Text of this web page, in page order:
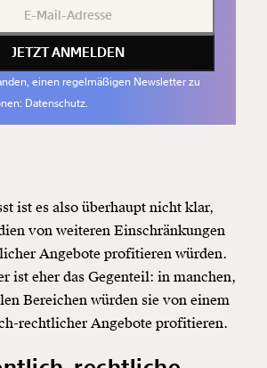
JETZT ANMELDEN
einen regelmäßigen Newsletter zu
Datenschutz.
ist es also überhaupt nicht klar,
von weiteren Einschränkungen
Angebote profitieren würden.
ist eher das Gegenteil: in manchen,
Bereichen würden sie von einem
rechtlicher Angebote profitieren.